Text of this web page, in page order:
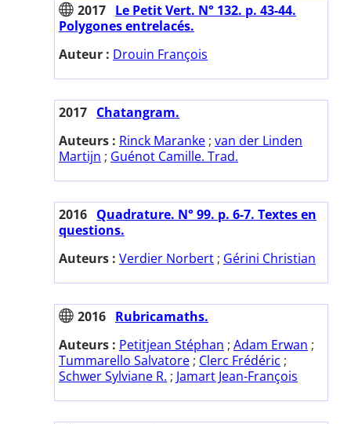
2017 Le Petit Vert. N° 132. p. 43-44.
Polygones entrelacés.
Auteur : Drouin François
2017 Chatangram.
Auteurs : Rinck Maranke ; van der Linden
Martijn ; Guénot Camille. Trad.
2016 Quadrature. N° 99. p. 6-7. Textes en
questions.
Auteurs : Verdier Norbert ; Gérini Christian
2016 Rubricamaths.
Auteurs : Petitjean Stéphan ; Adam Erwan ;
Tummarello Salvatore ; Clerc Frédéric ;
Schwer Sylviane R. ; Jamart Jean-François